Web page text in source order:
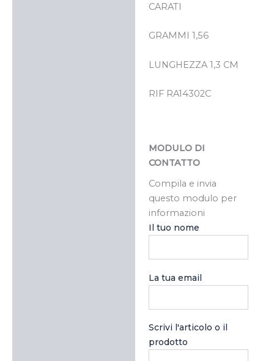
CARATI
GRAMMI 1,56
LUNGHEZZA 1,3 CM
RIF RA14302C
MODULO DI
CONTATTO
Compila e invia
questo modulo per
informazioni
Il tuo nome
La tua email
Scrivi l'articolo o il
prodotto